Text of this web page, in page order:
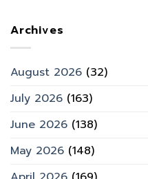
Archives
August 2026 (32)
July 2026 (163)
June 2026 (138)
May 2026 (148)